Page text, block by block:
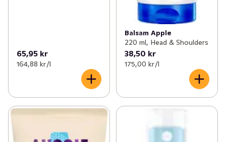
65,95 kr
164,88 kr /l
Balsam Apple
220 ml, Head & Shoulders
38,50 kr
175,00 kr /l